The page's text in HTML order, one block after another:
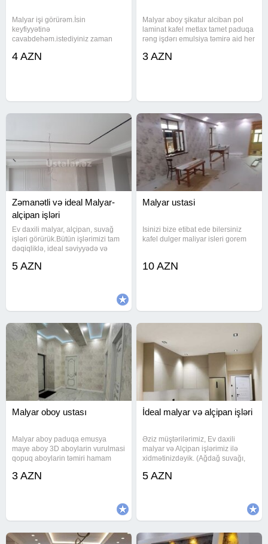
Malyar işi görürəm.İsin
keyfiyyətinə
cavabdehəm.istediyiniz zaman
olaraq yazilib.Şəkillər şərti
4 AZN
Malyar aboy şikatur alciban pol
laminat kafel metlax tamet paduqa
rəng işdərı emulsiya təmirə aid her
razılaşmaya usdayam Vatsapp
3 AZN
Zəmanətli və ideal Malyar-
alçipan işləri
Ev daxili malyar, alçipan, suvağ
işləri görürük.Bütün işlərimizi tam
dəqiqliklə, ideal səviyyədə və
veririk.Əlaqə üçün aşağıdakı
5 AZN
Malyar ustasi
Isinizi bize etibat ede bilersiniz
kafel dulger maliyar isleri gorem
10 AZN
Malyar oboy ustası
Malyar aboy paduqa emusya
maye aboy 3D aboylarin vurulmasi
qopuq aboylarin təmiri hamam
pəncərə atqozlari kafel metlaq
3 AZN
İdeal malyar və alçipan işləri
Əziz müştərilərimiz, Ev daxili
malyar və Alçipan işlərimiz ilə
xidmətinizdəyik. (Ağdağ suvağı,
Emulsiya, Lepka və, s.).Bütün
5 AZN